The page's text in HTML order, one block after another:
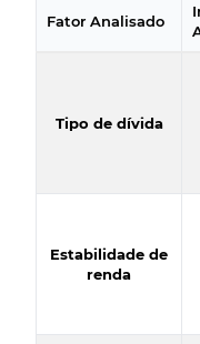
Fator Analisado
Tipo de dívida
Estabilidade de
renda